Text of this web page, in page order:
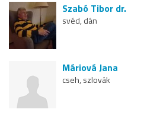
Szabó Tibor dr.
svéd, dán
Máriová Jana
cseh, szlovák